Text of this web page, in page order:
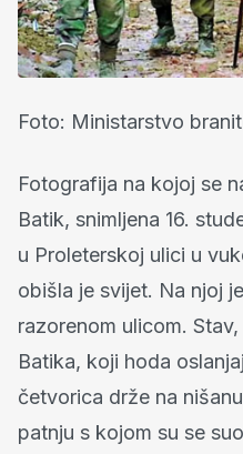
Foto: Ministarstvo
Fotografija na kojoj se
Batik, snimljena 16.
u Proleterskoj ulici u
obišla je svijet. Na njoj
razorenom ulicom.
Batika, koji hoda
četvorica drže na
patnju s kojom su se